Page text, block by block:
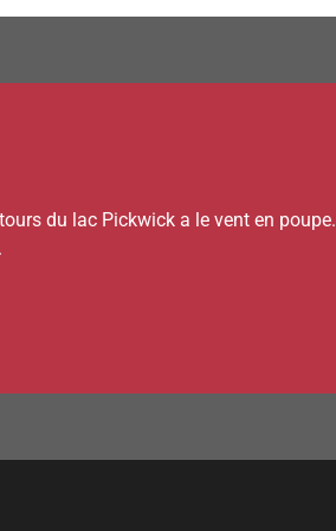
du lac Pickwick a le vent en poupe.